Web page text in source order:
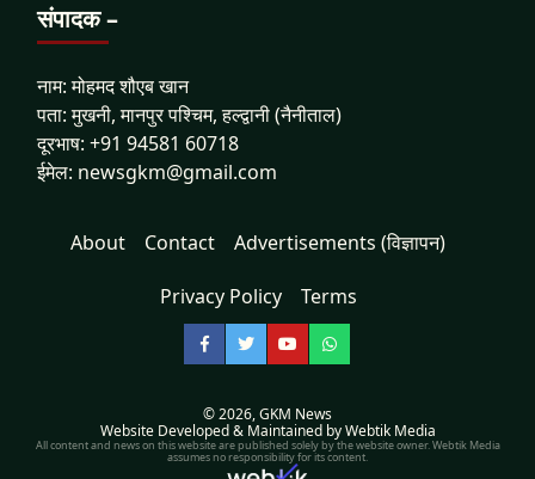
संपादक –
नाम: मोहमद शौएब खान
पता: मुखनी, मानपुर पश्चिम, हल्द्वानी (नैनीताल)
दूरभाष: +91 94581 60718
ईमेल: newsgkm@gmail.com
About Contact Advertisements (विज्ञापन)
Privacy Policy Terms
Facebook
TwitterYouTubeWhatsApp
© 2026,GKM News
Website Developed & Maintained by Webtik Media
All content and news on this website are published solely by the website owner. Webtik Media
assumes no responsibility for its content.